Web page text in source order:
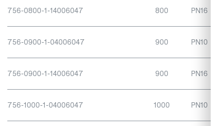
756-0800-1-14006047 800 PN16
756-0900-1-04006047 900 PN10
756-0900-1-14006047 900 PN16
756-1000-1-04006047 1000 PN10